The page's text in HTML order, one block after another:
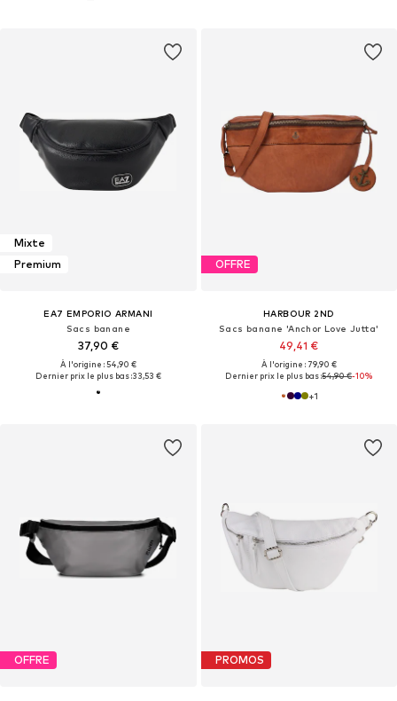
Mixte
Premium
EA7 EMPORIO ARMANI
Sacs banane
37,90 €
À l'origine : 54,90 €
Dernier prix le plus bas :33,53 €
OFFRE
HARBOUR 2ND
Sacs banane 'Anchor Love Jutta'
49,41 €
À l'origine : 79,90 €
Dernier prix le plus bas :54,90 €-10%
+1
OFFRE PROMOS